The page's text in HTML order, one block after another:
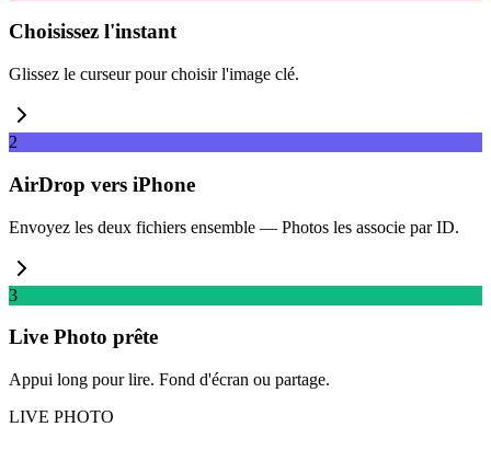
Choisissez l'instant
Glissez le curseur pour choisir l'image clé.
2
AirDrop vers iPhone
Envoyez les deux fichiers ensemble — Photos les associe par ID.
3
Live Photo prête
Appui long pour lire. Fond d'écran ou partage.
LIVE PHOTO